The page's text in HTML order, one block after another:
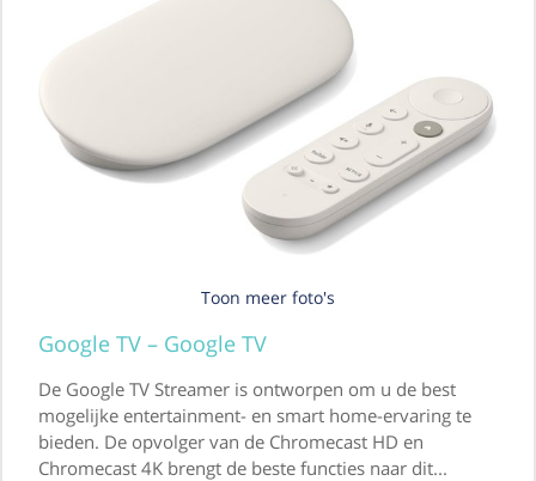
Toon meer foto's
Google TV – Google TV
De Google TV Streamer is ontworpen om u de best
mogelijke entertainment- en smart home-ervaring te
bieden. De opvolger van de Chromecast HD en
Chromecast 4K brengt de beste functies naar dit...